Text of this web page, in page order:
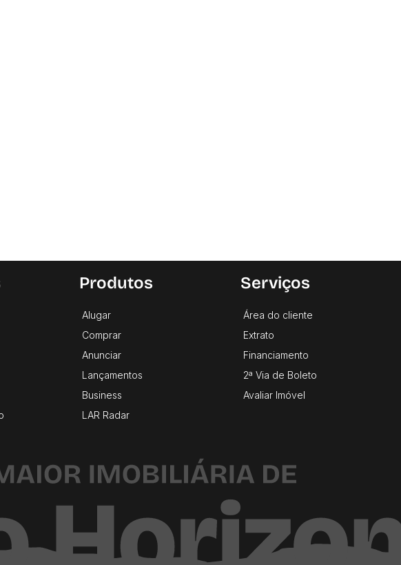
nossa equipe para confirmação.
Produtos
Alugar
Comprar
Anunciar
Lançamentos
Business
LAR Radar
Serviços
Área do cliente
Extrato
Financiamento
2ª Via de Boleto
Avaliar Imóvel